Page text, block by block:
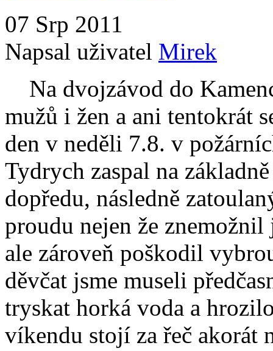
07 Srp 2011
Napsal uživatel Mirek
Na dvojzávod do
mužů i žen a ani tentokrát
den v neděli 7.8. v
Tydrych zaspal na
dopředu, následně
proudu nejen že
ale zároveň poškodil
děvčat jsme museli
tryskat horká voda a
víkendu stojí za řeč akorát